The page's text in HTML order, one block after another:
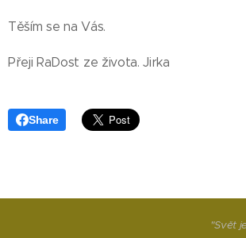
Těším se na Vás.
Přeji RaDost ze života. Jirka
Share
"Svět je přesně